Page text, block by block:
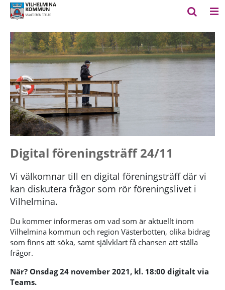
Digital föreningsträff 24/11
Vi välkomnar till en digital föreningsträff där vi
kan diskutera frågor som rör föreningslivet i
Vilhelmina.
Du kommer informeras om vad som är aktuellt inom
Vilhelmina kommun och region Västerbotten, olika bidrag
som finns att söka, samt självklart få chansen att ställa
frågor.
När? Onsdag 24 november 2021, kl. 18:00 digitalt via
Teams.